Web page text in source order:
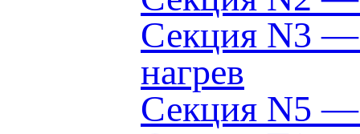
Секция N3 —
нагрев
Секция N5 —